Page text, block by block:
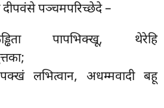
दीपवंसे पञ्चमपरिच्छेदे –
पापभिक्खू, थेरेहि
लभित्वान, अधम्मवादी बहू